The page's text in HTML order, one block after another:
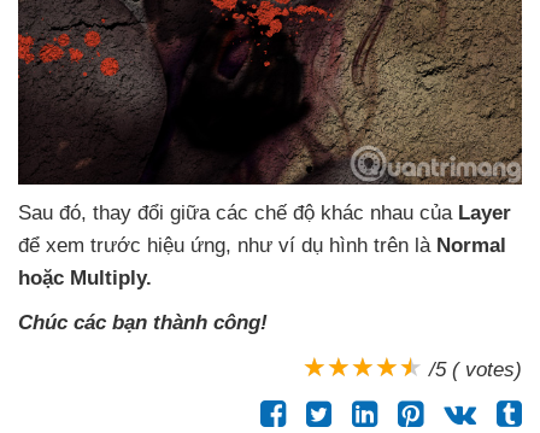
Sau đó, thay đổi giữa các chế độ khác nhau của Layer
để xem trước hiệu ứng, như ví dụ hình trên là Normal
hoặc Multiply.
Chúc các bạn thành công!
/5 ( votes)